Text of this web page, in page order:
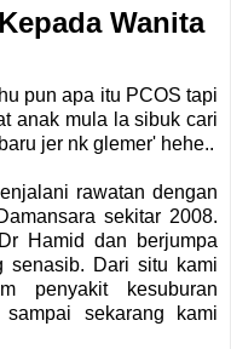
Wanita
pun apa itu PCOS tapi
anak mula la sibuk cari
jer nk glemer' hehe..
rawatan dengan
sekitar 2008.
Hamid dan berjumpa
senasib. Dari situ kami
penyakit kesuburan
sekarang kami